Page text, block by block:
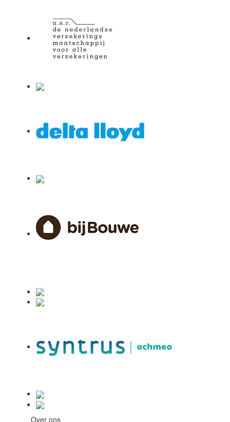
Over ons